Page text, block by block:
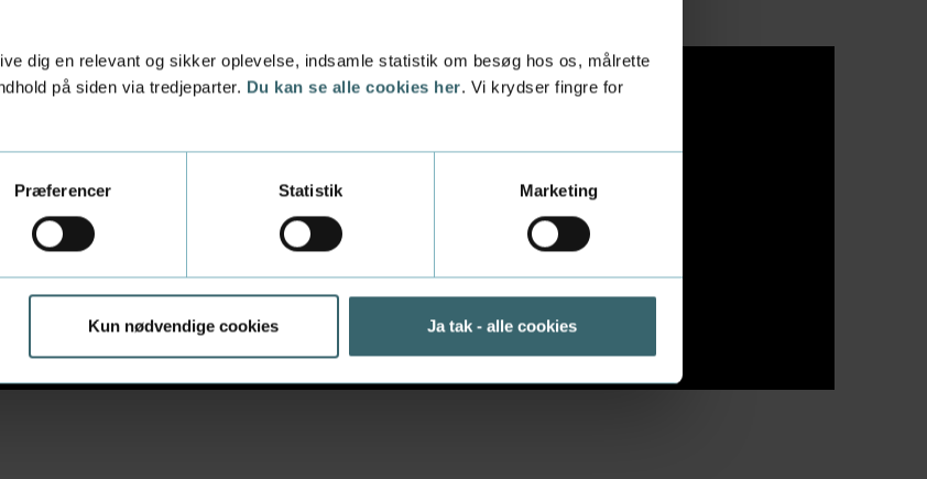
dig en relevant og sikker oplevelse, indsamle statistik om besøg hos os, målrette
på siden via tredjeparter. Du kan se alle cookies her. Vi krydser fingre for
Præferencer Statistik Marketing
Kun nødvendige cookies Ja tak - alle cookies
efteruddannelse til din
kan vi skræddersy alle uddannelsesforløb og kurser, så de
virksomhed, organisation eller branche.